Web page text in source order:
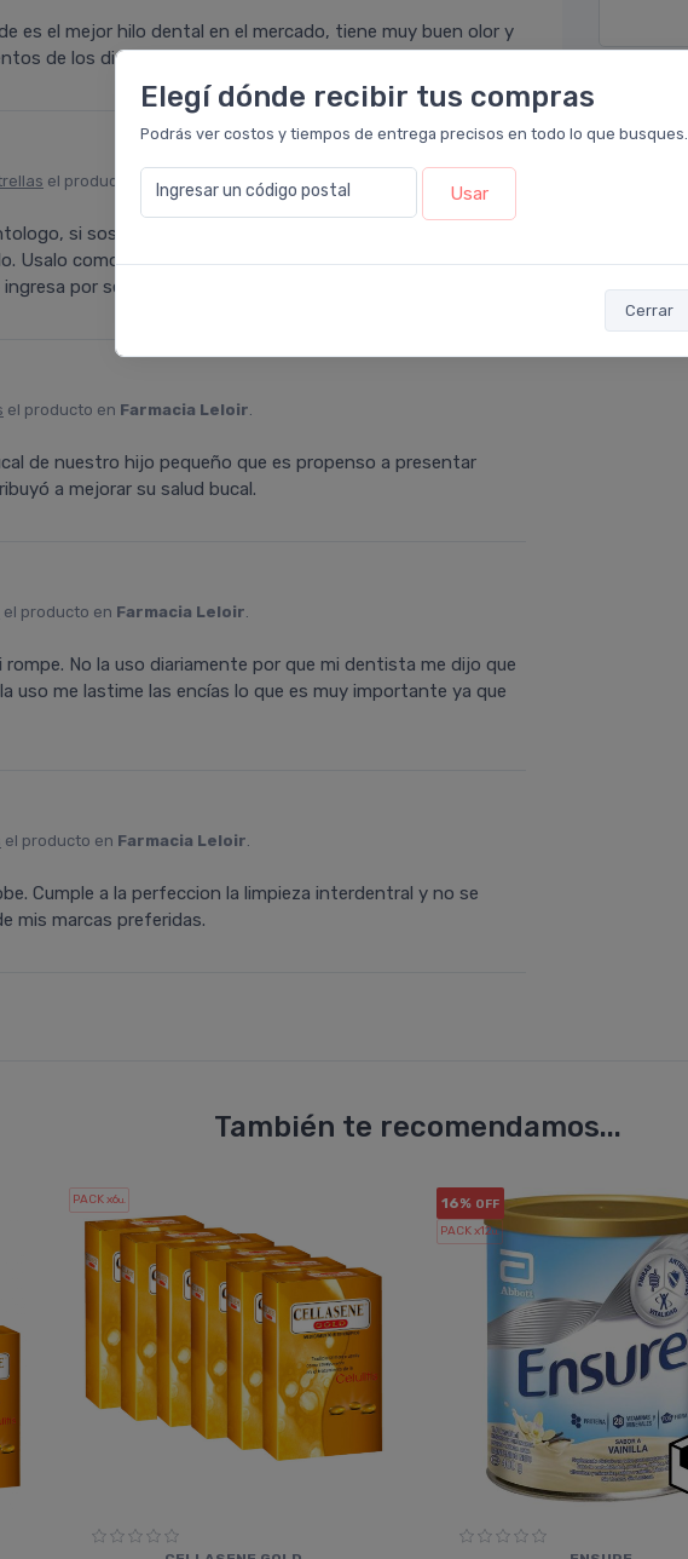
Elegí dónde recibir tus compras
Podrás ver costos y tiempos de entrega precisos en todo lo que busques.
Ingresar un código postal Usar
Cerrar
es el mejor hilo dental en el mercado, tiene muy buen olor y
de los dientes.
el producto en Farmacia Leloir
si sos constante vas a ver que no es como los
Usalo como indica el odontologo ,pasarlo suave, diende por
por ser importado.
el producto en Farmacia Leloir.
de nuestro hijo pequeño que es propenso a presentar
a mejorar su salud bucal.
el producto en Farmacia Leloir.
No la uso diariamente por que mi dentista me dijo que
uso me lastime las encí­as lo que es muy importante ya que
el producto en Farmacia Leloir.
Cumple a la perfeccion la limpieza interdentral y no se
mis marcas preferidas.
También te recomendamos...
PACK x6u. 16% OFF
PACK x12u.